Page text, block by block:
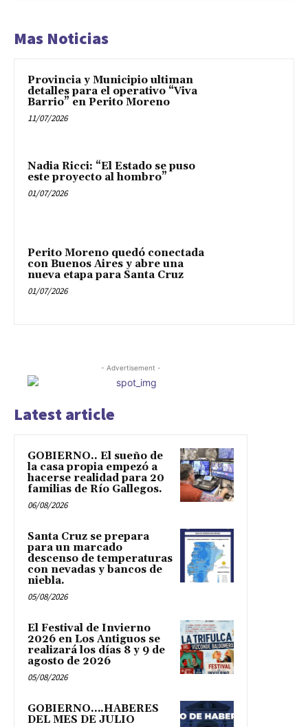
Mas Noticias
Provincia y Municipio ultiman
detalles para el operativo “Viva
Barrio” en Perito Moreno
11/07/2026
Nadia Ricci: “El Estado se puso
este proyecto al hombro”
01/07/2026
Perito Moreno quedó conectada
con Buenos Aires y abre una
nueva etapa para Santa Cruz
01/07/2026
- Advertisement -
Latest article
GOBIERNO.. El sueño de
la casa propia empezó a
hacerse realidad para 20
familias de Río Gallegos.
06/08/2026
Santa Cruz se prepara
para un marcado
descenso de temperaturas
con nevadas y bancos de
niebla.
05/08/2026
El Festival de Invierno
2026 en Los Antiguos se
realizará los días 8 y 9 de
agosto de 2026
05/08/2026
GOBIERNO….HABERES
DEL MES DE JULIO